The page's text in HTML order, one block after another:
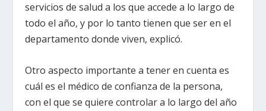
servicios de salud a los que accede a lo largo de
todo el año, y por lo tanto tienen que ser en el
departamento donde viven, explicó.
Otro aspecto importante a tener en cuenta es
cuál es el médico de confianza de la persona,
con el que se quiere controlar a lo largo del año